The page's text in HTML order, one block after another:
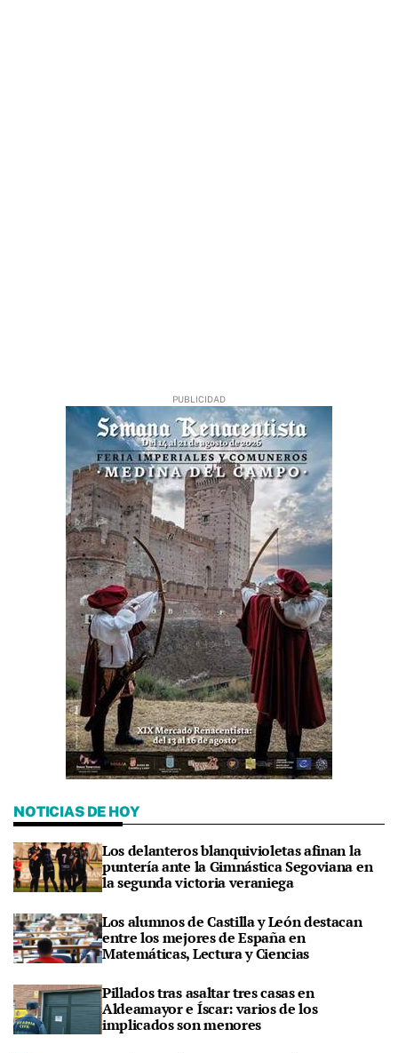
NOTICIAS DE HOY
Los delanteros blanquivioletas afinan la
puntería ante la Gimnástica Segoviana en
la segunda victoria veraniega
Los alumnos de Castilla y León destacan
entre los mejores de España en
Matemáticas, Lectura y Ciencias
Pillados tras asaltar tres casas en
Aldeamayor e Íscar: varios de los
implicados son menores